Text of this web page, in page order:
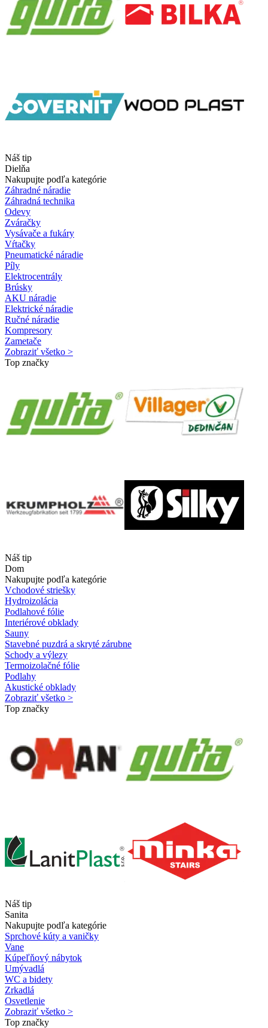
Náš tip
Dielňa
Nakupujte podľa kategórie
Záhradné náradie
Záhradná technika
Odevy
Zváračky
Vysávače a fukáry
Vŕtačky
Pneumatické náradie
Píly
Elektrocentrály
Brúsky
AKU náradie
Elektrické náradie
Ručné náradie
Kompresory
Zametače
Zobraziť všetko >
Top značky
Náš tip
Dom
Nakupujte podľa kategórie
Vchodové striešky
Hydroizolácia
Podlahové fólie
Interiérové obklady
Sauny
Stavebné puzdrá a skryté zárubne
Schody a výlezy
Termoizolačné fólie
Podlahy
Akustické obklady
Zobraziť všetko >
Top značky
Náš tip
Sanita
Nakupujte podľa kategórie
Sprchové kúty a vaničky
Vane
Kúpeľňový nábytok
Umývadlá
WC a bidety
Zrkadlá
Osvetlenie
Zobraziť všetko >
Top značky